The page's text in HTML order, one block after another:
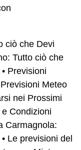
ciò che Devi
Tutto ciò che
• Previsioni
Previsioni Meteo
nei Prossimi
Condizioni
Carmagnola:
• Le previsioni del